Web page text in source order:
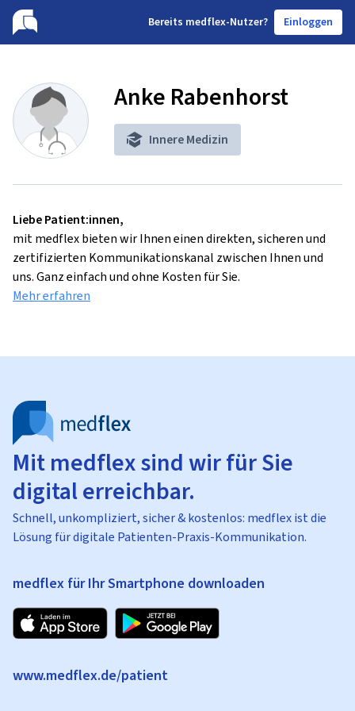
Bereits medflex-Nutzer? Einloggen
Anke Rabenhorst
Innere Medizin
Liebe Patient:innen,
mit medflex bieten wir Ihnen einen direkten, sicheren und
zertifizierten Kommunikationskanal zwischen Ihnen und
uns. Ganz einfach und ohne Kosten für Sie.
Mehr erfahren
Mit medflex sind wir für Sie
digital erreichbar.
Schnell, unkompliziert, sicher & kostenlos: medflex ist die
Lösung für digitale Patienten-Praxis-Kommunikation.
medflex für Ihr Smartphone downloaden
www.medflex.de/patient